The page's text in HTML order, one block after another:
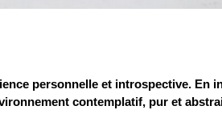
personnelle et introspective. En
contemplatif, pur et